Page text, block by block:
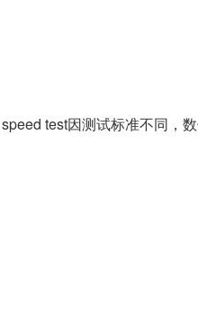
test因测试标准不同，